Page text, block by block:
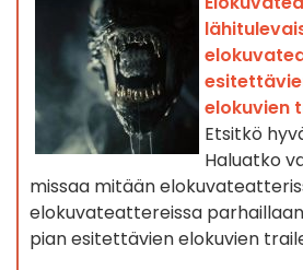
elokuvien
Etsitkö
Haluatko
missaa mitään
elokuvateattereissa
pian esitettävien elokuvien